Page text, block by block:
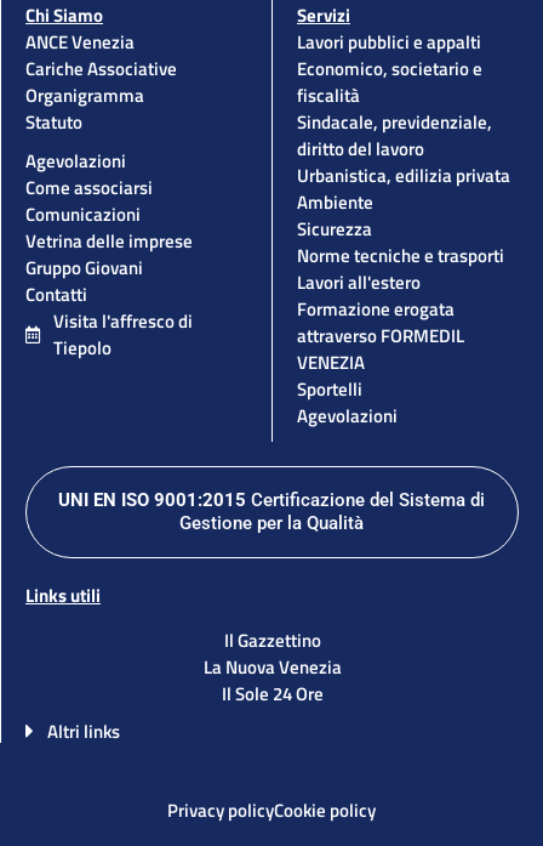
Chi Siamo
ANCE Venezia
Cariche Associative
Organigramma
Statuto
Agevolazioni
Come associarsi
Comunicazioni
Vetrina delle imprese
Gruppo Giovani
Contatti
Visita l'affresco di
Tiepolo
Servizi
Lavori pubblici e appalti
Economico, societario e
fiscalità
Sindacale, previdenziale,
diritto del lavoro
Urbanistica, edilizia privata
Ambiente
Sicurezza
Norme tecniche e trasporti
Lavori all'estero
Formazione erogata
attraverso FORMEDIL
VENEZIA
Sportelli
Agevolazioni
UNI EN ISO 9001:2015 Certificazione del Sistema di
Gestione per la Qualità
Links utili
Il Gazzettino
La Nuova Venezia
Il Sole 24 Ore
Altri links
Privacy policyCookie policy